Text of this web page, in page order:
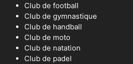
Club de football
Club de gymnastique
Club de handball
Club de moto
Club de natation
Club de padel